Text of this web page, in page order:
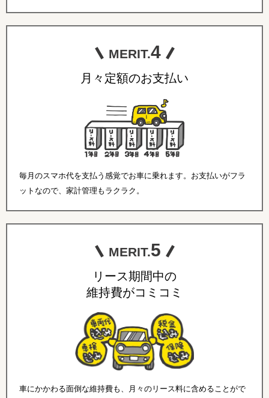
MERIT.4
月々定額のお支払い
毎月のスマホ代を支払う感覚でお車に乗れます。お支払いがフラ
ットなので、家計管理もラクラク。
MERIT.5
リース期間中の
維持費がコミコミ
車にかかわる面倒な維持費も、月々のリース料に含めることがで